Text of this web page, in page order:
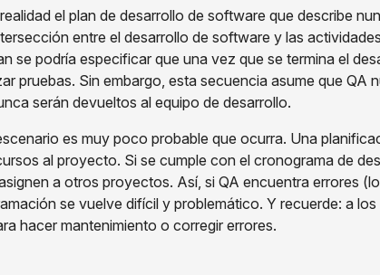
el plan de desarrollo de software que describe
entre el desarrollo de software y las
se podría especificar que una vez que se termina el
pruebas. Sin embargo, esta secuencia asume que QA
serán devueltos al equipo de desarrollo.
es muy poco probable que ocurra. Una
al proyecto. Si se cumple con el cronograma de
a otros proyectos. Así, si QA encuentra errores
se vuelve difícil y problemático. Y recuerde: a
hacer mantenimiento o corregir errores.